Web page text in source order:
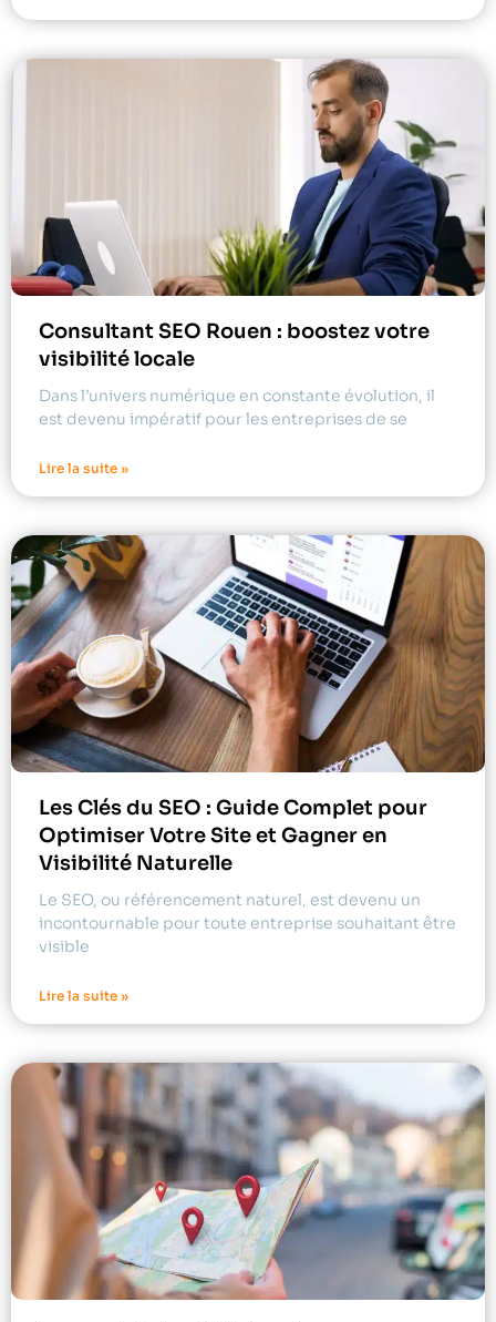
Consultant SEO Rouen : boostez votre
visibilité locale
Dans l’univers numérique en constante évolution, il
est devenu impératif pour les entreprises de se
Lire la suite »
Les Clés du SEO : Guide Complet pour
Optimiser Votre Site et Gagner en
Visibilité Naturelle
Le SEO, ou référencement naturel, est devenu un
incontournable pour toute entreprise souhaitant être
visible
Lire la suite »